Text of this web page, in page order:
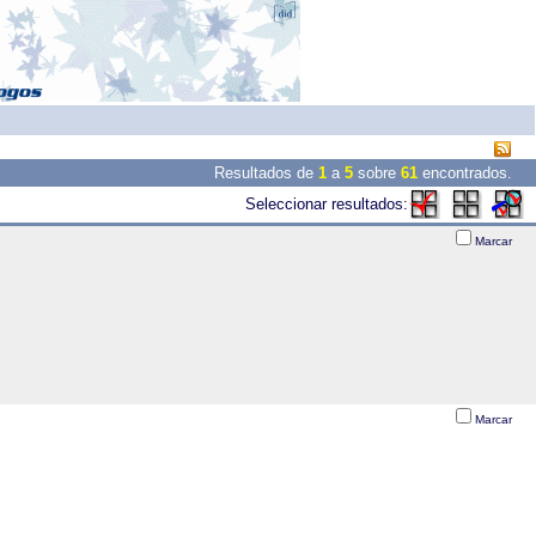
Resultados de 1 a 5 sobre 61 encontrados.
Seleccionar resultados:
Marcar
Marcar